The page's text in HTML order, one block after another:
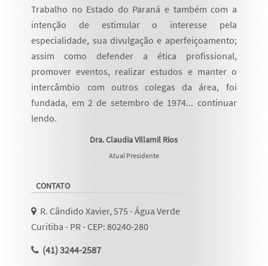
Trabalho no Estado do Paraná e também com a
intenção de estimular o interesse pela
especialidade, sua divulgação e aperfeiçoamento;
assim como defender a ética profissional,
promover eventos, realizar estudos e manter o
intercâmbio com outros colegas da área, foi
fundada, em 2 de setembro de 1974... continuar
lendo.
Dra. Claudia Villamil Rios
Atual Presidente
CONTATO
R. Cândido Xavier, 575 - Água Verde
Curitiba - PR - CEP: 80240-280
(41) 3244-2587